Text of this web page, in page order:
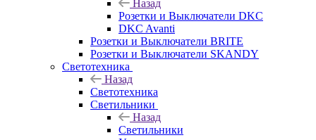
Назад
Розетки и Выключатели DKC
DKC Avanti
Розетки и Выключатели BRITE
Розетки и Выключатели SKANDY
Светотехника
Назад
Светотехника
Светильники
Назад
Светильники